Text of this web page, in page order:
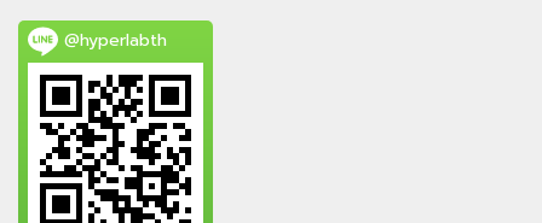
@hyperlabth